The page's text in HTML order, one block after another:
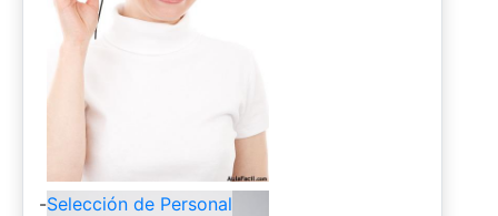
-Selección de Personal